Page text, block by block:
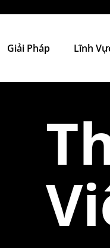
Giải Pháp Lĩnh